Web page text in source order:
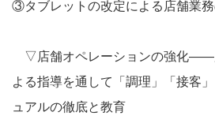
③タブレットの改定による店舗業
▽店舗オペレーションの強化――
よる指導を通して「調理」「接客
ュアルの徹底と教育